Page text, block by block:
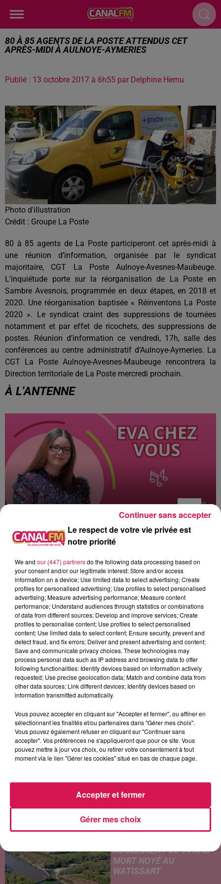
80 À 85 AGENTS DE LA POSTE ATTENDUS CET
APRÈS-MIDI À AULNOYE-AYMERIES
Publié : 13 octobre 2017 à 6h55 par Delphine Hernu
Photo d'illustration
Crédit : Groupe La Poste
80 à 85 agents de La Poste participeront cet après-midi à
une réunion d’information, organisée par le syndicat
majoritaire, CGT La Poste Aulnoye-Avesnes-Maubeuge.
L’inquiétude porte sur la réorganisation de La Poste en
Sambre Avesnois, programmée en deux étapes, en 2018 et
2020. Une réorganisation baptisée « Réinventons La Poste
2020 ». Le syndicat craint des suppressions de tournées
notamment et par effet de ricochets, des suppressions de
postes. Réunion d’information ce vendredi, 17h, salle des
conférences au centre administratif d’Aulnoye-Aymeries. La
CGT La Poste Aulnoye-Avesnes-Maubeuge rencontrera la
Direction territoriale de La Poste mercredi prochain.
À L'ANTENNE
8h00 - 12h00
SOUL ASYLUM
Runaway Train
TAYLOR SWIFT
Opalite
JEAN LOUIS AUBERT
Temps A Nouveau
LES ARTICLES LES PLUS CONSULTÉS
CHALEUR ET RISQUE
Un temps typiquement estival
et changeant concerne nos
secteurs ce lundi 3 août. Entre
des températures élevées
d'averses orageuses...
ADOLESCENT DE 14 ANS
MORT NOYÉ AU
WATISSART
Le respect de votre vie privée est
notre priorité
We and our (447) partnersdo the following data processing based on
your consent and/or our legitimate interest: Store and/or access
information on a device; Use limited data to select advertising; Create
profiles for personalised advertising; Use profiles to select personalised
advertising; Measure advertising performance; Measure content
performance; Understand audiences through statistics or combinations
of data from different sources; Develop and improve services; Create
profiles to personalise content; Use profiles to select personalised
content; Use limited data to select content; Ensure security, prevent and
detect fraud, and fix errors; Deliver and present advertising and content;
Save and communicate privacy choices. These technologies may
process personal data such as IP address and browsing data to offer
following functionalities: Identify devices based on information actively
requested; Use precise geolocation data; Match and combine data from
other data sources; Link different devices; Identify devices based on
information transmitted automatically.
Vous pouvez accepter en cliquant sur "Accepter et fermer", ou affiner en
sélectionnant les finalités et/ou partenaires dans "Gérer mes choix".
Vous pouvez également refuser en cliquant sur "Continuer sans
accepter". Vos préférences ne s'appliqueront que pour ce site. Vous
pouvez mettre à jour vos choix, ou retirer votre consentement à tout
moment via le lien "Gérer les cookies" situé en bas de chaque page.
Gérer mes choix
Accepter et fermer
Continuer sans accepter